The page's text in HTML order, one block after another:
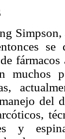
se
fármacos
muchos
del
y